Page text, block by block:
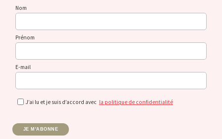
Nom
Prénom
E-mail
J’ai lu et je suis d’accord avec la politique de confidentialité
JE M'ABONNE